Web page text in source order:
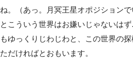
ね。（あっ。月冥王星オポジション
とこういう世界はお嫌いじゃないは
もゆっくりじわじわと、この世界の
ただければとおもいます。